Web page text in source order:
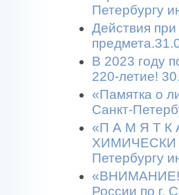
Петербургу
Действия
В 2023 году
220-летие!
«Памятка о
Санкт-
«П А М Я Т
ХИМИЧЕСКИ
Петербургу
«ВНИМАНИЕ!
России по г.